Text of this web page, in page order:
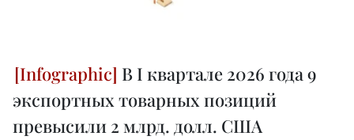
В I квартале 2026 года 9
экспортных товарных позиций
превысили 2 млрд. долл. США